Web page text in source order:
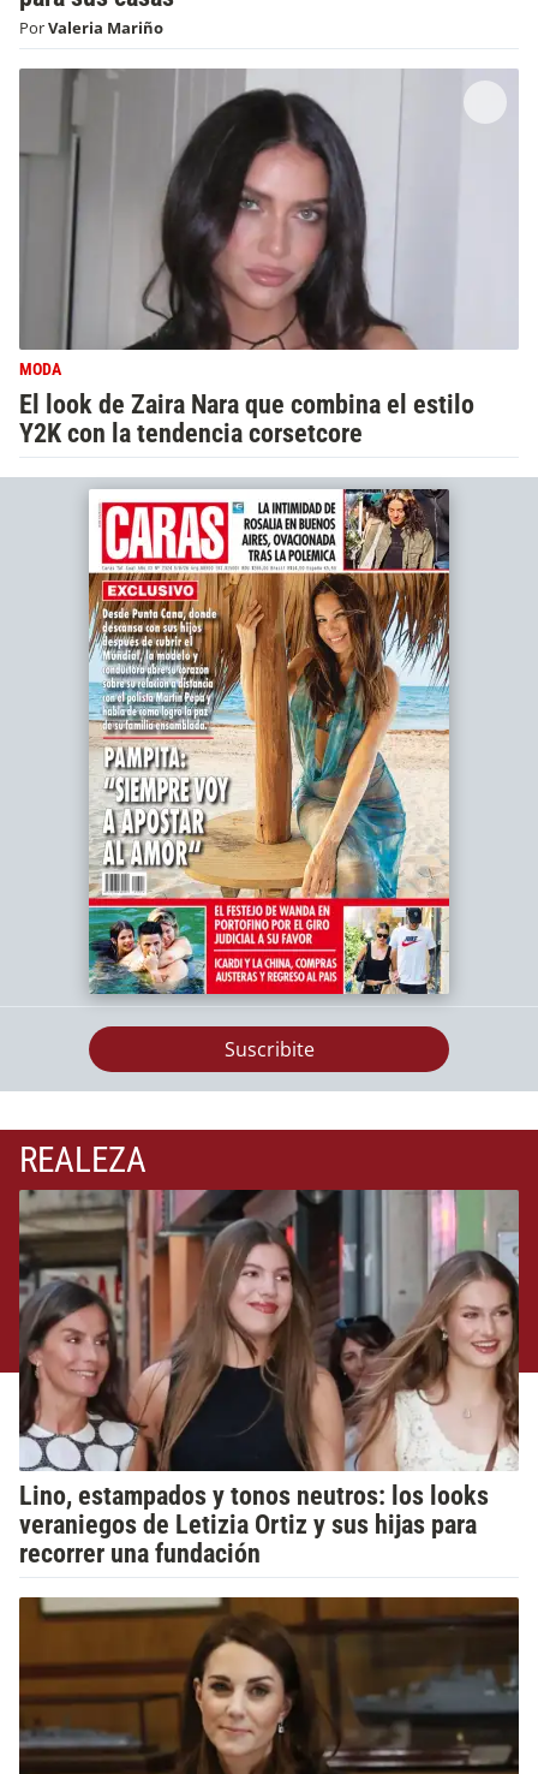
PorValeria Mariño
MODA
El look de Zaira Nara que combina el estilo
Y2K con la tendencia corsetcore
Suscribite
REALEZA
Lino, estampados y tonos neutros: los looks
veraniegos de Letizia Ortiz y sus hijas para
recorrer una fundación